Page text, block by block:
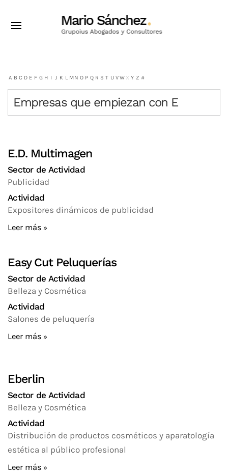
A B C D E F G H I J K L MN O P Q R S T U VW X Y Z #
Empresas que empiezan con E
E.D. Multimagen
Sector de Actividad
Publicidad
Actividad
Expositores dinámicos de publicidad
Leer más
Easy Cut Peluquerías
Sector de Actividad
Belleza y Cosmética
Actividad
Salones de peluquería
Leer más
Eberlin
Sector de Actividad
Belleza y Cosmética
Actividad
Distribución de productos cosméticos y aparatología
estética al público profesional
Leer más